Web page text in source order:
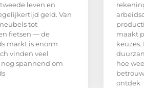
leven en
geld. Van
tot
fietsen — de
markt is enorm
vinden veel
spannend om
maakt
hoe
ontdek